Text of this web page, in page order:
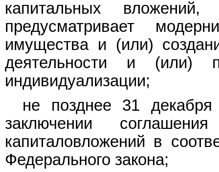
капитальных
предусматривает
имущества и (или)
деятельности и (или)
индивидуализации;
не позднее 31
заключении
капиталовложений в
Федерального закона;